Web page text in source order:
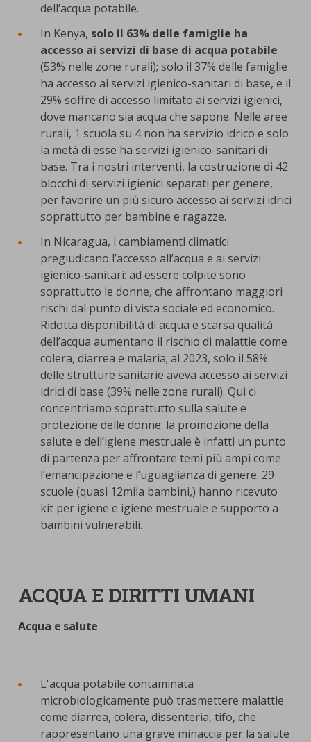
dell’acqua potabile.
In Kenya, solo il 63% delle famiglie ha
accesso ai servizi di base di acqua potabile
(53% nelle zone rurali); solo il 37% delle famiglie
ha accesso ai servizi igienico-sanitari di base, e il
29% soffre di accesso limitato ai servizi igienici,
dove mancano sia acqua che sapone. Nelle aree
rurali, 1 scuola su 4 non ha servizio idrico e solo
la metà di esse ha servizi igienico-sanitari di
base. Tra i nostri interventi, la costruzione di 42
blocchi di servizi igienici separati per genere,
per favorire un più sicuro accesso ai servizi idrici
soprattutto per bambine e ragazze.
In Nicaragua, i cambiamenti climatici
pregiudicano l’accesso all’acqua e ai servizi
igienico-sanitari: ad essere colpite sono
soprattutto le donne, che affrontano maggiori
rischi dal punto di vista sociale ed economico.
Ridotta disponibilità di acqua e scarsa qualità
dell’acqua aumentano il rischio di malattie come
colera, diarrea e malaria; al 2023, solo il 58%
delle strutture sanitarie aveva accesso ai servizi
idrici di base (39% nelle zone rurali). Qui ci
concentriamo soprattutto sulla salute e
protezione delle donne: la promozione della
salute e dell’igiene mestruale è infatti un punto
di partenza per affrontare temi più ampi come
l’emancipazione e l’uguaglianza di genere. 29
scuole (quasi 12mila bambini,) hanno ricevuto
kit per igiene e igiene mestruale e supporto a
bambini vulnerabili.
ACQUA E DIRITTI UMANI
Acqua e salute
L'acqua potabile contaminata
microbiologicamente può trasmettere malattie
come diarrea, colera, dissenteria, tifo, che
rappresentano una grave minaccia per la salute